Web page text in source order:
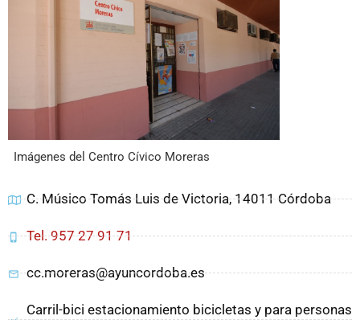
Imágenes del Centro Cívico Moreras
C. Músico Tomás Luis de Victoria, 14011 Córdoba
Tel. 957 27 91 71
cc.moreras@ayuncordoba.es
Carril-bici estacionamiento bicicletas y para personas